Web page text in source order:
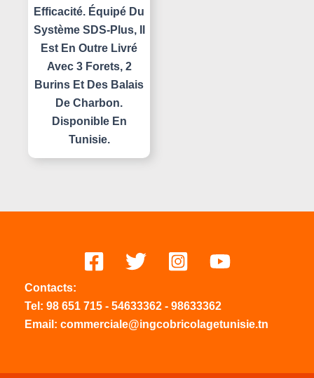
Efficacité. Équipé Du
Système SDS-Plus, Il
Est En Outre Livré
Avec 3 Forets, 2
Burins Et Des Balais
De Charbon.
Disponible En
Tunisie.
Contacts:
Tel: 98 651 715 - 54633362 - 98633362
Email: commerciale@ingcobricolagetunisie.tn